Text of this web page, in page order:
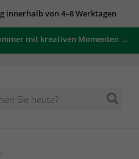
innerhalb von 4–8 Werktagen
Zu unseren Angeboten
mit kreativen Momenten →